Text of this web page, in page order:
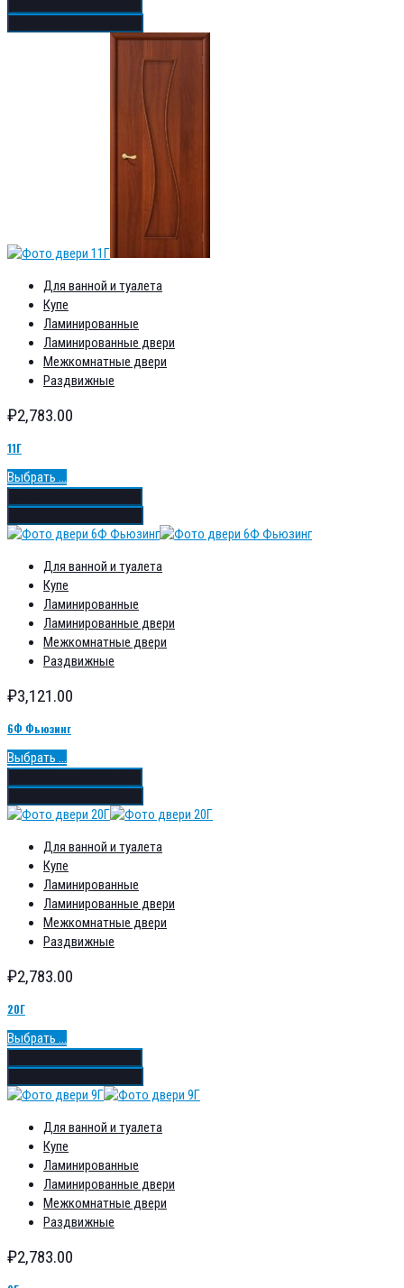
Для ванной и туалета
Купе
Ламинированные
Ламинированные двери
Межкомнатные двери
Раздвижные
₽2,783.00
11Г
Выбрать ...
Для ванной и туалета
Купе
Ламинированные
Ламинированные двери
Межкомнатные двери
Раздвижные
₽3,121.00
6Ф Фьюзинг
Выбрать ...
Для ванной и туалета
Купе
Ламинированные
Ламинированные двери
Межкомнатные двери
Раздвижные
₽2,783.00
20Г
Выбрать ...
Для ванной и туалета
Купе
Ламинированные
Ламинированные двери
Межкомнатные двери
Раздвижные
₽2,783.00